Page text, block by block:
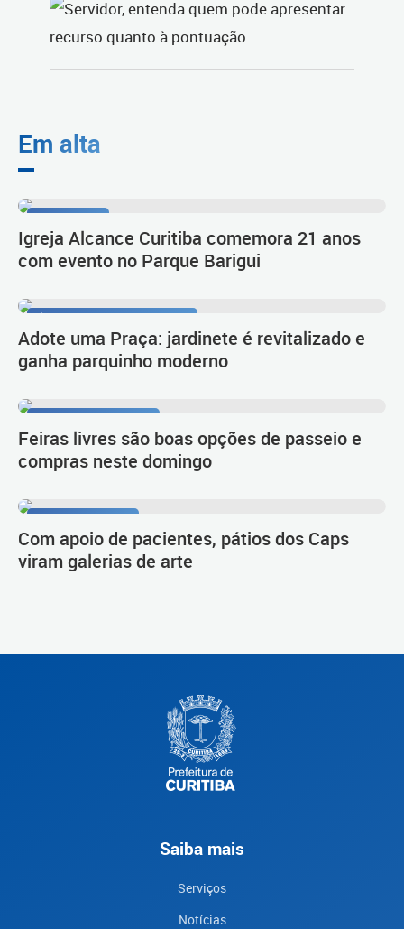
Em alta
Igreja Alcance Curitiba comemora 21 anos
com evento no Parque Barigui
Adote uma Praça: jardinete é revitalizado e
ganha parquinho moderno
Feiras livres são boas opções de passeio e
compras neste domingo
Com apoio de pacientes, pátios dos Caps
viram galerias de arte
Saiba mais
Serviços
Notícias